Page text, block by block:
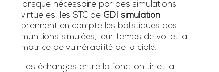
lorsque nécessaire par des simulations
virtuelles, les STC de GDI simulation
prennent en compte les balistiques des
munitions simulées, leur temps de vol et la
matrice de vulnérabilité de la cible.
Les échanges entre la fonction tir et la